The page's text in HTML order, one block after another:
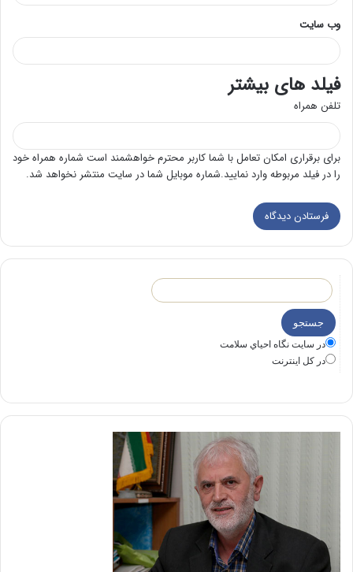
وب‌ سایت
فیلد های بیشتر
تلفن همراه
برای برقراری امکان تعامل با شما کاربر محترم خواهشمند است شماره همراه خود
را در فیلد مربوطه وارد نمایید.شماره موبایل شما در سایت منتشر نخواهد شد.
در سايت نگاه احياي سلامت
در كل اينترنت